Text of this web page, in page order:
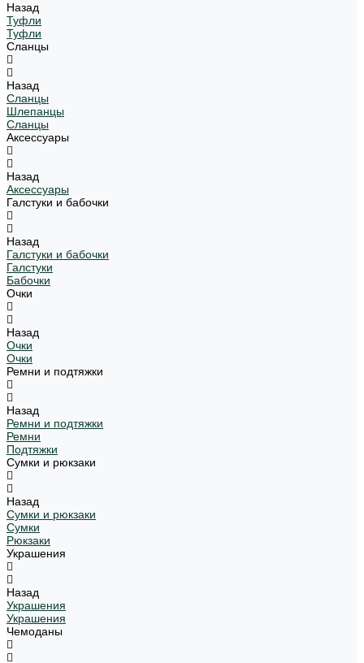
Назад
Туфли
Туфли
Сланцы
Назад
Сланцы
Шлепанцы
Сланцы
Аксессуары
Назад
Аксессуары
Галстуки и бабочки
Назад
Галстуки и бабочки
Галстуки
Бабочки
Очки
Назад
Очки
Очки
Ремни и подтяжки
Назад
Ремни и подтяжки
Ремни
Подтяжки
Сумки и рюкзаки
Назад
Сумки и рюкзаки
Сумки
Рюкзаки
Украшения
Назад
Украшения
Украшения
Чемоданы